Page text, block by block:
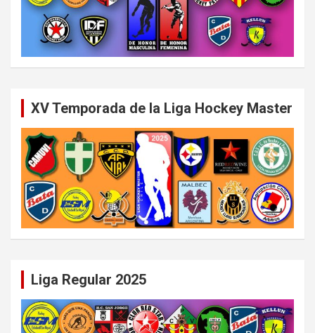
XV Temporada de la Liga Hockey Master
Liga Regular 2025